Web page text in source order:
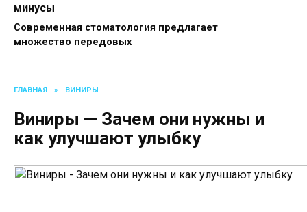
ГЛАВНАЯ » ВИНИРЫ
Виниры — Зачем они нужны и
как улучшают улыбку
минусы
Современная стоматология предлагает
множество передовых